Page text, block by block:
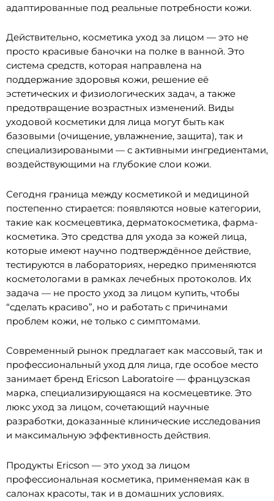
адаптированные под реальные потребности кожи.
Действительно, косметика уход за лицом — это не
просто красивые баночки на полке в ванной. Это
система средств, которая направлена на
поддержание здоровья кожи, решение её
эстетических и физиологических задач, а также
предотвращение возрастных изменений. Виды
уходовой косметики для лица могут быть как
базовыми (очищение, увлажнение, защита), так и
специализироваными — с активными ингредиентами,
воздействующими на глубокие слои кожи.
Сегодня граница между косметикой и медициной
постепенно стирается: появляются новые категории,
такие как космецевтика, дерматокосметика, фарма-
косметика. Это средства для ухода за кожей лица,
которые имеют научно подтверждённое действие,
тестируются в лабораториях, нередко применяются
косметологами в рамках лечебных протоколов. Их
задача — не просто уход за лицом купить, чтобы
“сделать красиво”, но и работать с причинами
проблем кожи, не только с симптомами.
Современный рынок предлагает как массовый, так и
профессиональный уход для лица, где особое место
занимает бренд Ericson Laboratoire — французская
марка, специализирующаяся на космецевтике. Это
люкс уход за лицом, сочетающий научные
разработки, доказанные клинические исследования
и максимальную эффективность действия.
Продукты Ericson — это уход за лицом
профессиональная косметика, применяемая как в
салонах красоты, так и в домашних условиях.